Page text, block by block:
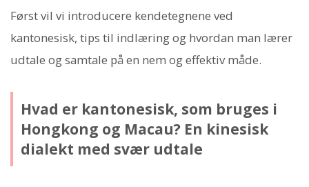
Først vil vi introducere kendetegnene ved
kantonesisk, tips til indlæring og hvordan man lærer
udtale og samtale på en nem og effektiv måde.
Hvad er kantonesisk, som bruges i
Hongkong og Macau? En kinesisk
dialekt med svær udtale